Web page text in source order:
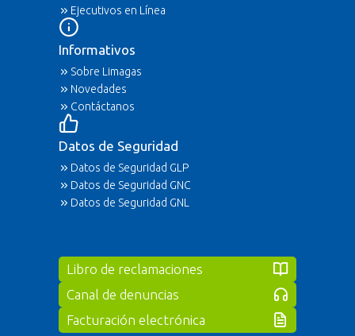
Ejecutivos en Línea
Informativos
Sobre Limagas
Novedades
Contáctanos
Datos de Seguridad
Datos de Seguridad GLP
Datos de Seguridad GNC
Datos de Seguridad GNL
Libro de reclamaciones
Canal de denuncias
Facturación electrónica